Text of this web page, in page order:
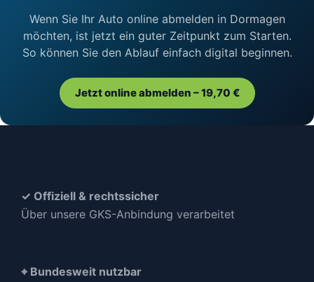
Wenn Sie Ihr Auto online abmelden in Dormagen
möchten, ist jetzt ein guter Zeitpunkt zum Starten.
So können Sie den Ablauf einfach digital beginnen.
Jetzt online abmelden – 19,70 €
✓ Offiziell & rechtssicher
Über unsere GKS-Anbindung verarbeitet
⌖ Bundesweit nutzbar